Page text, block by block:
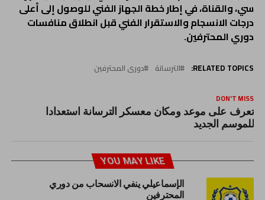
سي، والقناة، في إطار خطة الجهاز الفني للوصول إلى أعلى
درجات الانسجام والاستقرار الفني قبل انطلاق منافسات
دوري المحترفين.
RELATED TOPICS: الترسانة دورى المحترفين
DON'T MISS
تعرف على موعد ومكان معسكر الترسانة استعدادا
للموسم الجديد
YOU MAY LIKE
الإسماعيلي ينفي الانسحاب من دوري
المحترفين